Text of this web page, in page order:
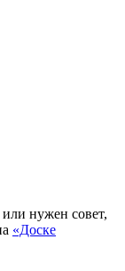
нужен совет,
«Доске